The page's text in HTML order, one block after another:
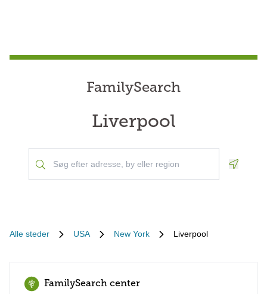
FamilySearch
Liverpool
Alle steder USA New York Liverpool
FamilySearch center